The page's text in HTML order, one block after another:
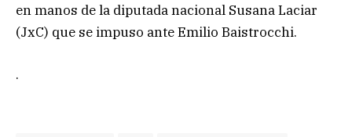
en manos de la diputada nacional Susana Laciar
(JxC) que se impuso ante Emilio Baistrocchi.
.